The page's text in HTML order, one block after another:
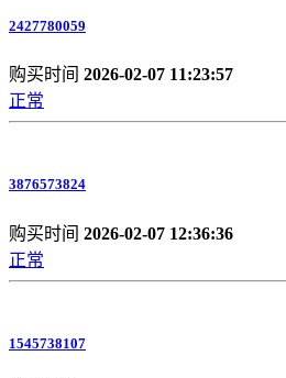
2427780059
购买时间 2026-02-07 11:23:57
正常
3876573824
购买时间 2026-02-07 12:36:36
正常
1545738107